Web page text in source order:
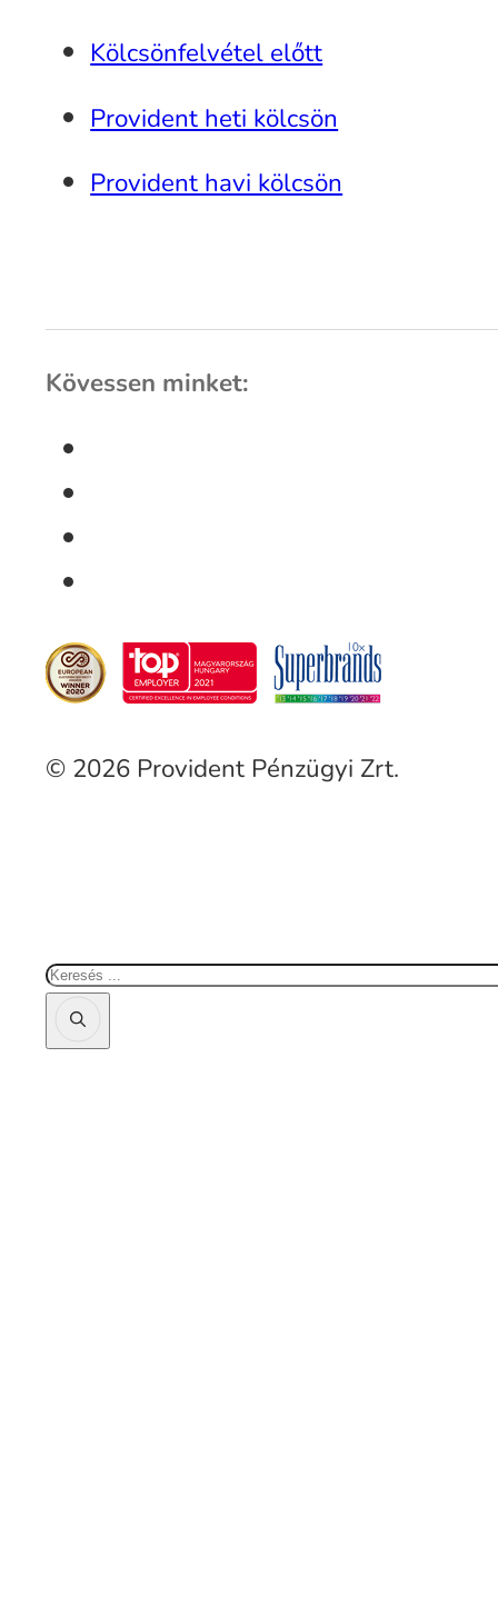
Kölcsönfelvétel előtt
Provident heti kölcsön
Provident havi kölcsön
Kövessen minket:
© 2026 Provident Pénzügyi Zrt.
Keresés